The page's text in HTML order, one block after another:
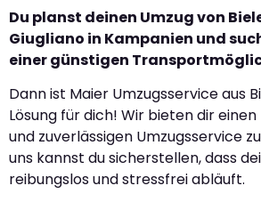
Du planst deinen Umzug von
Giugliano in Kampanien und
einer günstigen
Dann ist Maier Umzugsservice aus
Lösung für dich! Wir bieten dir
und zuverlässigen Umzugsservice
uns kannst du sicherstellen, dass
reibungslos und stressfrei abläuft.